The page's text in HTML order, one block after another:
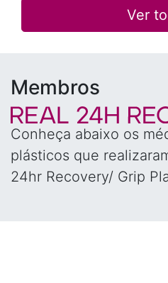
Ver
Membros
Conheça abaixo os
plásticos que
24hr Recovery/ Grip